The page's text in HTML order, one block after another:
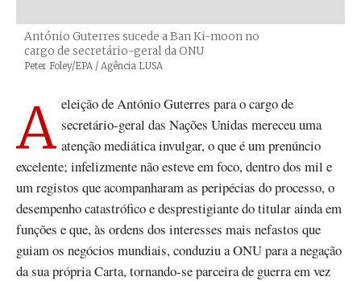
António Guterres sucede a Ban Ki-moon no
cargo de secretário-geral da ONU
Créditos
Peter Foley/EPA / Agência LUSA
A eleição de António Guterres para o cargo de secretário-geral das Nações Unidas mereceu uma
atenção mediática invulgar, o que é um prenúncio
excelente; infelizmente não esteve em foco, dentro dos mil e
um registos que acompanharam as peripécias do processo, o
desempenho catastrófico e desprestigiante do titular ainda em
funções e que, às ordens dos interesses mais nefastos que
guiam os negócios mundiais, conduziu a ONU para a negação
da sua própria Carta, tornando-se parceira de guerra em vez